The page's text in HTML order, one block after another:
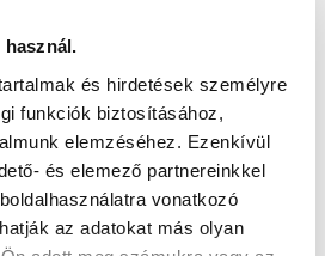
használ.
és hirdetések személyre
funkciók biztosításához,
elemzéséhez. Ezenkívül
és elemező partnereinkkel
vonatkozó
az adatokat más olyan
U15 IS EDZÉSBEN 2026-